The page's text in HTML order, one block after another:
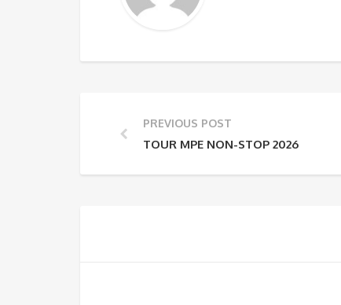
PREVIOUS POST
TOUR MPE NON-STOP 2026